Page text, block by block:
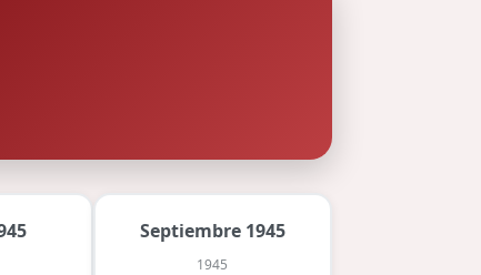
Septiembre 1945
1945